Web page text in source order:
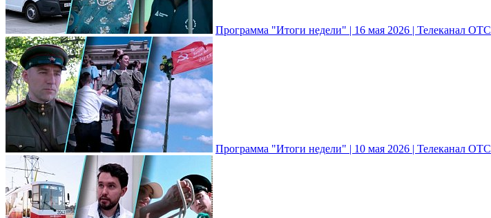
Программа "Итоги недели" | 16 мая 2026 | Телеканал ОТС
Программа "Итоги недели" | 10 мая 2026 | Телеканал ОТС